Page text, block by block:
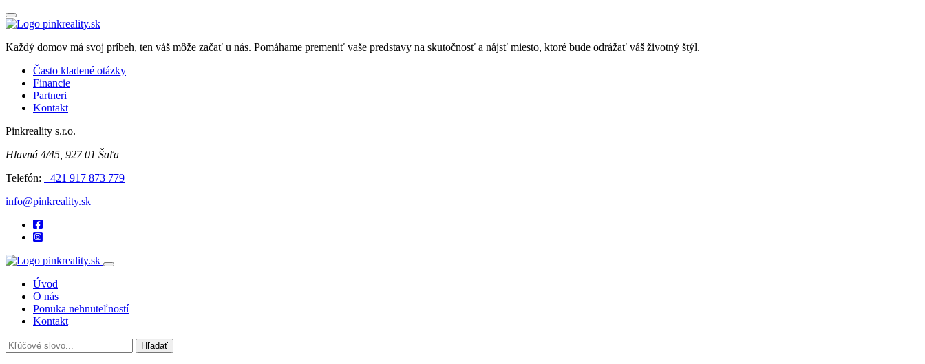
Každý domov má svoj príbeh, ten váš môže začať u nás. Pomáhame premeniť vaše predstavy na skutočnosť a nájsť miesto, ktoré bude odrážať váš životný štýl.
Často kladené otázky
Financie
Partneri
Kontakt
Pinkreality s.r.o.
Hlavná 4/45, 927 01 Šaľa
Telefón: +421 917 873 779
info@pinkreality.sk
Úvod
O nás
Ponuka nehnuteľností
Kontakt
Hľadať